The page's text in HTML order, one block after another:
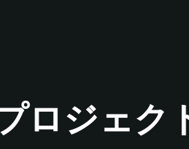
ロジェク